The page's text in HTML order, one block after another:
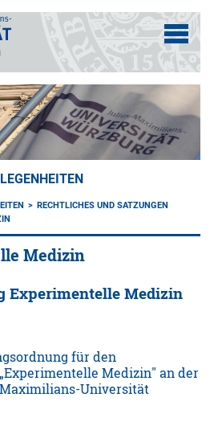
RECHTLICHES UND SATZUNGEN
Medizin
Experimentelle Medizin
für den
Medizin" an der
Universität